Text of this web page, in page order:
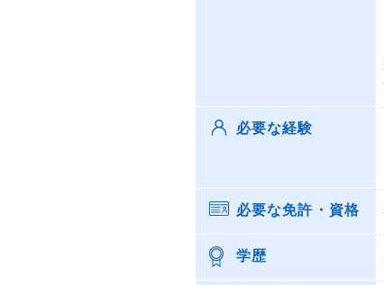
必要な経験
必要な免許・資格
学歴